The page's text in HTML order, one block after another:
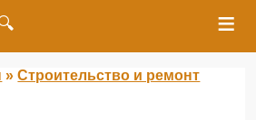
≡
»Строительство и ремонт